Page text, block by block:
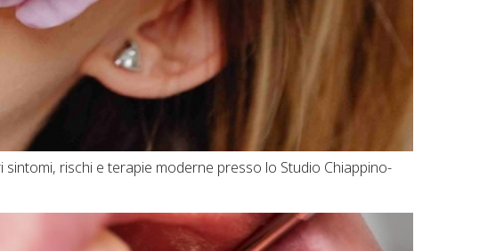
rischi e terapie moderne presso lo Studio Chiappino-